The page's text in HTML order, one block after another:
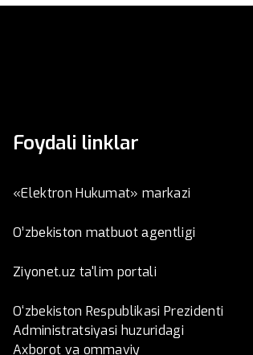
Foydali linklar
«Elektron Hukumat» markazi
O’zbеkistоn mаtbuоt аgеntligi
Ziyonet.uz ta'lim portali
O‘zbekiston Respublikasi Prezidenti
Administratsiyasi huzuridagi
Axborot va ommaviy